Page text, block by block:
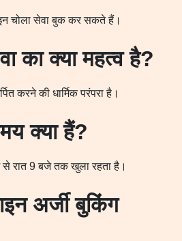
चोला सेवा बुक कर सकते हैं।
का क्या महत्व है?
करने की धार्मिक परंपरा है।
क्या हैं?
से रात 9 बजे तक खुला रहता है।
अर्जी बुकिंग